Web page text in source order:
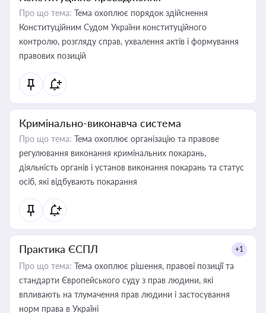
Про що тема: Тема охоплює порядок здійснення
Конституційним Судом України конституційного
контролю, розгляду справ, ухвалення актів і формування
правових позицій
Кримінально-виконавча система
Про що тема: Тема охоплює організацію та правове
регулювання виконання кримінальних покарань,
діяльність органів і установ виконання покарань та статус
осіб, які відбувають покарання
Практика ЄСПЛ +1
Про що тема: Тема охоплює рішення, правові позиції та
стандарти Європейського суду з прав людини, які
впливають на тлумачення прав людини і застосування
норм права в Україні